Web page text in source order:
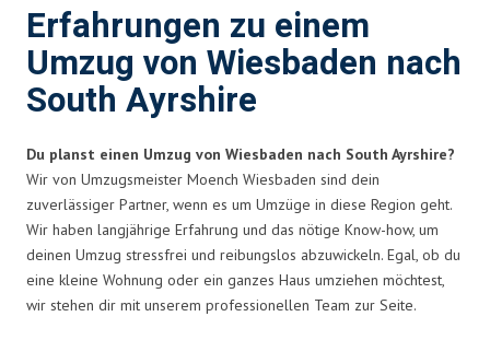
Erfahrungen zu einem
Umzug von Wiesbaden nach
South Ayrshire
Du planst einen Umzug von Wiesbaden nach South Ayrshire?
Wir von Umzugsmeister Moench Wiesbaden sind dein
zuverlässiger Partner, wenn es um Umzüge in diese Region geht.
Wir haben langjährige Erfahrung und das nötige Know-how, um
deinen Umzug stressfrei und reibungslos abzuwickeln. Egal, ob du
eine kleine Wohnung oder ein ganzes Haus umziehen möchtest,
wir stehen dir mit unserem professionellen Team zur Seite.